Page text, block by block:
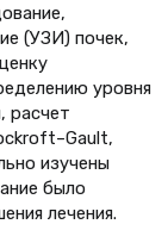
(УЗИ) почек,
уровня
расчет
изучены
было
лечения.